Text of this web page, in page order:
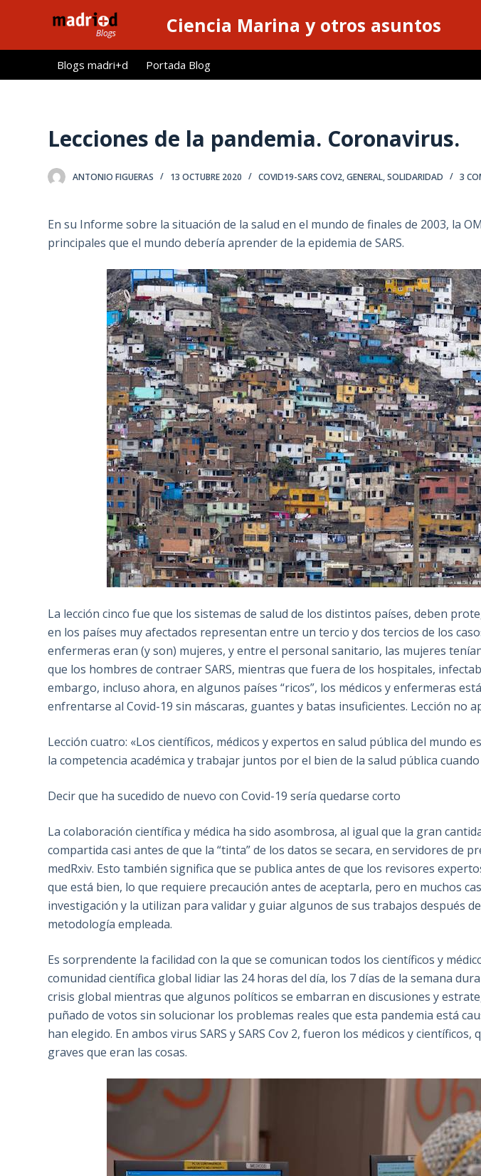
l
Ciencia Marina y otros asuntos
Blogs madri+d Portada Blog
Lecciones de la pandemia. Coronavirus.
ANTONIO FIGUERAS 13 OCTUBRE 2020 COVID19-SARS COV2,GENERAL,SOLIDARIDAD 3
En su Informe sobre la situación de la salud en el mundo de finales de 2003, la
principales que el mundo debería aprender de la epidemia de SARS.
La lección cinco fue que los sistemas de salud de los distintos países, deben
en los países muy afectados representan entre un tercio y dos tercios de los
enfermeras eran (y son) mujeres, y entre el personal sanitario, las mujeres
que los hombres de contraer SARS, mientras que fuera de los hospitales,
embargo, incluso ahora, en algunos países “ricos”, los médicos y enfermeras
enfrentarse al Covid-19 sin máscaras, guantes y batas insuficientes. Lección no
Lección cuatro: «Los científicos, médicos y expertos en salud pública del mundo
la competencia académica y trabajar juntos por el bien de la salud pública
Decir que ha sucedido de nuevo con Covid-19 sería quedarse corto
La colaboración científica y médica ha sido asombrosa, al igual que la gran
compartida casi antes de que la “tinta” de los datos se secara, en servidores de
medRxiv. Esto también significa que se publica antes de que los revisores
que está bien, lo que requiere precaución antes de aceptarla, pero en muchos
investigación y la utilizan para validar y guiar algunos de sus trabajos después
metodología empleada.
Es sorprendente la facilidad con la que se comunican todos los científicos y
comunidad científica global lidiar las 24 horas del día, los 7 días de la semana
crisis global mientras que algunos políticos se embarran en discusiones y
puñado de votos sin solucionar los problemas reales que esta pandemia está
han elegido. En ambos virus SARS y SARS Cov 2, fueron los médicos y
graves que eran las cosas.